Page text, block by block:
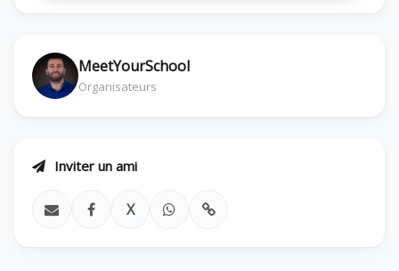
MeetYourSchool
Organisateurs
Inviter un ami
X